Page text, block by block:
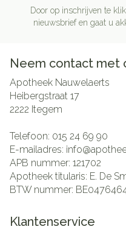
Door op inschrijven te
nieuwsbrief en gaat u
Neem contact met
Apotheek Nauwelaerts
Heibergstraat 17
2222 Itegem
Telefoon: 015 24 69 90
E-mailadres: info@
APB nummer: 121702
Apotheek titularis: E. De
BTW nummer:
Klantenservice